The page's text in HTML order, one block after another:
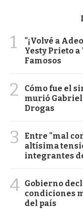
1
"¡Volvé a
Yesty Prieto
Famosos
2
Cómo fue el
murió
Drogas
3
Entre "mal
altísima
integrantes
4 Gobierno
condiciones
del país